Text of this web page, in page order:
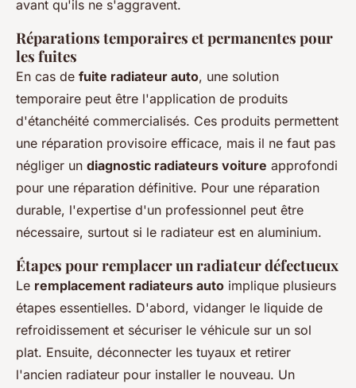
avant qu'ils ne s'aggravent.
Réparations temporaires et permanentes pour
les fuites
En cas de fuite radiateur auto, une solution
temporaire peut être l'application de produits
d'étanchéité commercialisés. Ces produits permettent
une réparation provisoire efficace, mais il ne faut pas
négliger un diagnostic radiateurs voiture approfondi
pour une réparation définitive. Pour une réparation
durable, l'expertise d'un professionnel peut être
nécessaire, surtout si le radiateur est en aluminium.
Étapes pour remplacer un radiateur défectueux
Le remplacement radiateurs auto implique plusieurs
étapes essentielles. D'abord, vidanger le liquide de
refroidissement et sécuriser le véhicule sur un sol
plat. Ensuite, déconnecter les tuyaux et retirer
l'ancien radiateur pour installer le nouveau. Un